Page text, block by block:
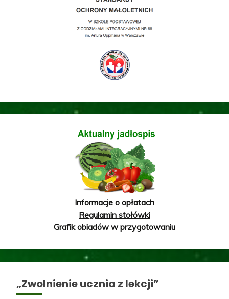
Informacje o opłatach
Regulamin stołówki
Grafik obiadów w przygotowaniu
„Zwolnienie ucznia z lekcji”